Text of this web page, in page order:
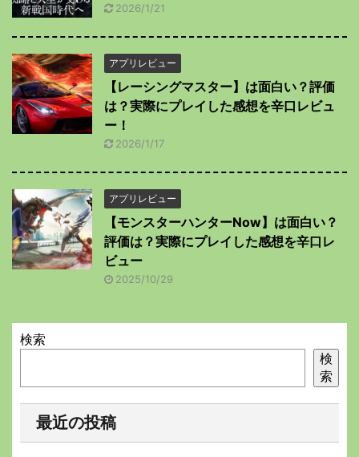
2026/1/21
アプリレビュー
【レーシングマスター】は面白い？評価
は？実際にプレイした感想を辛口レビュ
ー！
2026/1/17
アプリレビュー
【モンスターハンターNow】は面白い？
評価は？実際にプレイした感想を辛口レ
ビュー
2025/10/29
検索
検
索
最近の投稿